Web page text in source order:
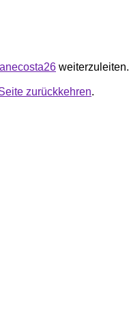
weiterzuleiten.
zurückkehren.